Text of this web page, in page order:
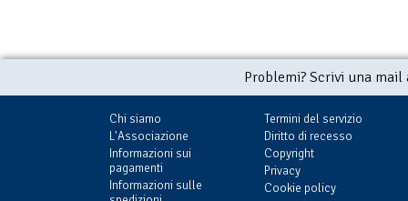
Problemi? Scrivi una
Chi siamo
L'Associazione
Informazioni sui
pagamenti
Informazioni sulle
Termini del servizio
Diritto di recesso
Copyright
Privacy
Cookie policy